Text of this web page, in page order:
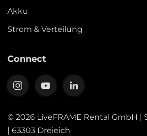
Akku
Strom & Verteilung
Connect
© 2026 LiveFRAME Rental GmbH |
| 63303 Dreieich